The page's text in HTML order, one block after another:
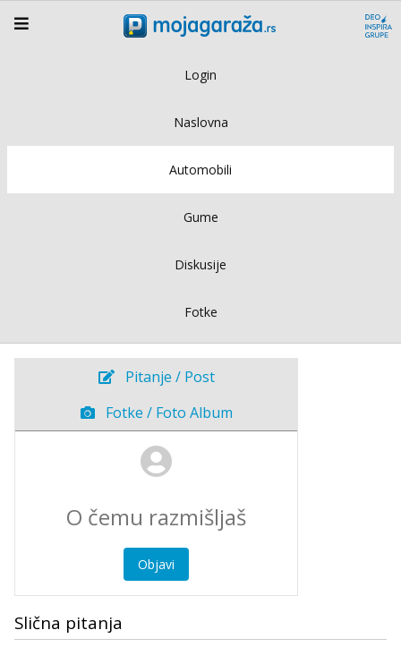
Login
Naslovna
Automobili
Gume
Diskusije
Fotke
Pitanje / Post
Fotke / Foto Album
Objavi
Slična pitanja